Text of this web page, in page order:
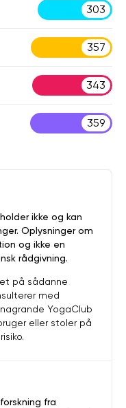
303
357
343
359
fra
ikke og kan
Oplysninger om
og ikke en
rådgivning.
på sådanne
med
YogaClub
eller stoler på